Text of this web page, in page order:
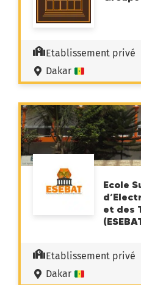
Etablissement privé
Dakar
Ecole
et des
Etablissement privé
Dakar